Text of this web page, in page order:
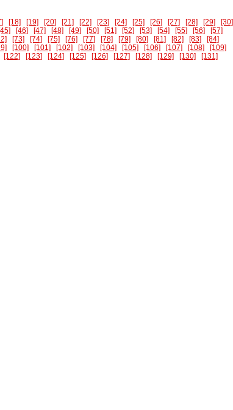
[18] [19] [20] [21] [22] [23] [24] [25] [26] [27] [28] [29]
[30]
[46] [47] [48] [49] [50] [51] [52] [53] [54] [55] [56]
[57]
[73] [74] [75] [76] [77] [78] [79] [80] [81] [82] [83]
[84]
[100] [101] [102] [103] [104] [105] [106] [107] [108]
[109]
[122] [123] [124] [125] [126] [127] [128] [129] [130]
[131]